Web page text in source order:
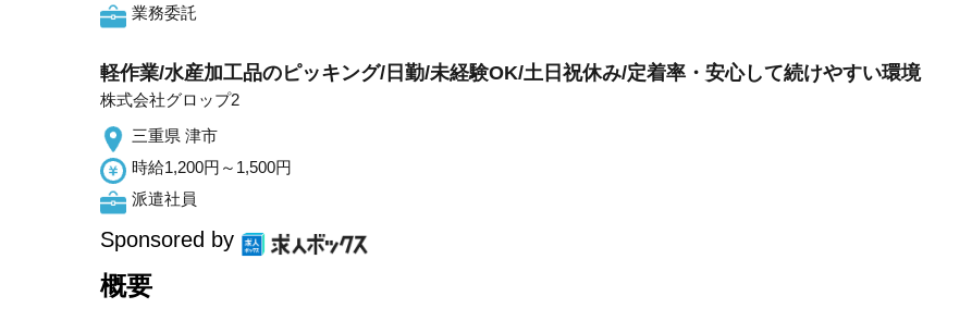
業務委託
軽作業/水産加工品のピッキング/日勤/未経験OK/土日祝休み/定着率・安心して続けやすい環境
株式会社グロップ2
三重県 津市
時給1,200円～1,500円
派遣社員
Sponsored by
概要